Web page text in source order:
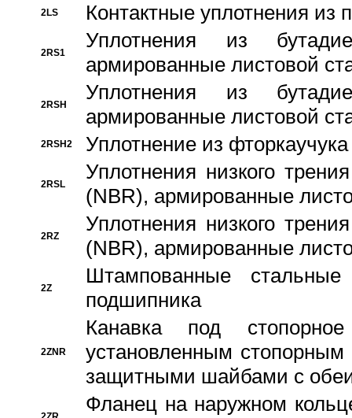
2LS Контактные уплотнения из
2RS1
Уплотнения из
армированные листовой
2RSH
Уплотнения из
армированные листовой
2RSH2 Уплотнение из
2RSL
Уплотнения низкого
(NBR), армированные
2RZ
Уплотнения низкого
(NBR), армированные
2Z
Штампованные
подшипника
2ZNR
Канавка под
установленным
защитными шайбами с
Фланец на наружном